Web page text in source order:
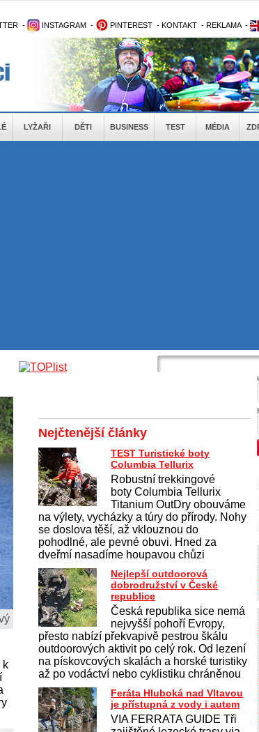
- INSTAGRAM - PINTEREST - KONTAKT - REKLAMA -
LYŽAŘI DĚTI BUSINESS TEST MÉDIA
k
Nejčtenější články
TEST Turistické boty
Columbia Tellurix
Robustní trekkingové
boty Columbia Tellurix
Titanium OutDry obouváme
na výlety, vycházky a túry do přírody. Nohy
se doslova těší, až vklouznou do
pohodlné, ale pevné obuvi. Hned za
dveřmí nasadíme houpavou chůzi
Nejlepší outdoorová
dobrodružství v České
republice
Česká republika sice nemá
nejvyšší pohoří Evropy,
přesto nabízí překvapivě pestrou škálu
outdoorových aktivit po celý rok. Od lezení
na pískovcových skalách a horské turistiky
až po vodáctví nebo cyklistiku chráněnou
Feráta Hluboká nad Vltavou
je přístupná z vody i autem
VIA FERRATA GUIDE Tři